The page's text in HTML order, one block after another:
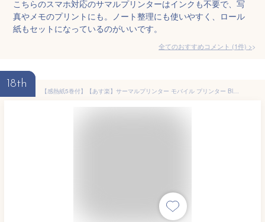
こちらのスマホ対応のサマルプリンターはインクも不要で、写
真やメモのプリントにも。ノート整理にも使いやすく、ロール
紙もセットになっているのがいいです。
全てのおすすめコメント (1件) >
18th
【感熱紙5巻付】【あす楽】サーマルプリンター モバイル プリンター Bluetooth 接続 USB スマホプリンター ラベルライター 感熱式 インク不要 専用アプリ 写真印刷 手帳作り リスト ラベル メモ印刷 OCR 多機能 iPhone Android 対応 子供 誕生日 プレゼン